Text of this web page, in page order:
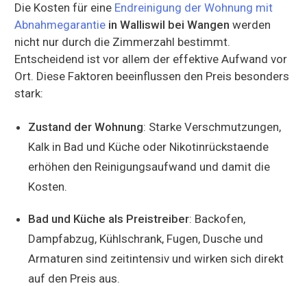
Die Kosten für eine Endreinigung der Wohnung mit
Abnahmegarantie in Walliswil bei Wangen werden
nicht nur durch die Zimmerzahl bestimmt.
Entscheidend ist vor allem der effektive Aufwand vor
Ort. Diese Faktoren beeinflussen den Preis besonders
stark:
Zustand der Wohnung: Starke Verschmutzungen,
Kalk in Bad und Küche oder Nikotinrückstaende
erhöhen den Reinigungsaufwand und damit die
Kosten.
Bad und Küche als Preistreiber: Backofen,
Dampfabzug, Kühlschrank, Fugen, Dusche und
Armaturen sind zeitintensiv und wirken sich direkt
auf den Preis aus.